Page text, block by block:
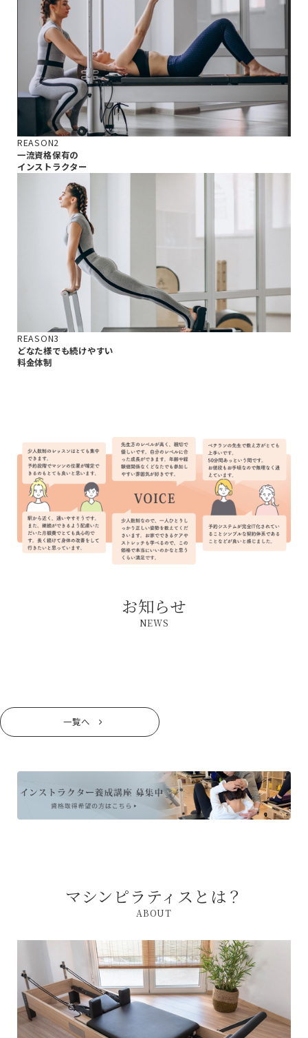
REASON2
一流資格保有の
インストラクター
REASON3
どなた様でも続けやすい
料金体制
お知らせ
NEWS
一覧へ
マシンピラティスとは？
ABOUT